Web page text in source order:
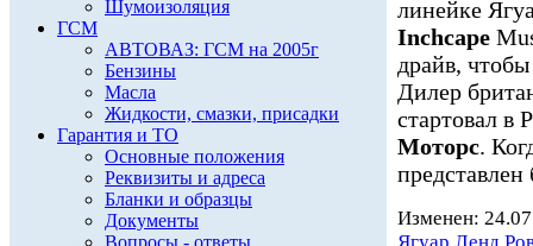
Шумоизоляция
ГСМ
АВТОВАЗ: ГСМ на 2005г
Бензины
Масла
Жидкости, смазки, присадки
Гарантия и ТО
Основные положения
Реквизиты и адреса
Бланки и образцы
Документы
Вопросы - ответы
линейке
Inchcape
драйв,
Дилер
стартовал в
Моторс.
Изменен: